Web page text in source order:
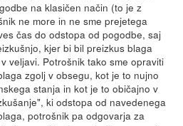
na klasičen način (to je z
ne more in ne sme prejetega
čas do odstopa od pogodbe, saj
kjer bi bil preizkus blaga
veljavi. Potrošnik tako sme opraviti
zgolj v obsegu, kot je to nujno
stanja in kot je to običajno v
ki odstopa od navedenega
potrošnik pa odgovarja za